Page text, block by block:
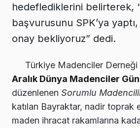
hedeflediklerini belirterek,
başvurusunu SPK’ya
onay bekliyoruz” dedi.
Türkiye Madenciler Derneği
Aralık Dünya Madenciler
düzenlenen Sorumlu
katılan Bayraktar, nadir toprak
maden ihracat rakamlarına